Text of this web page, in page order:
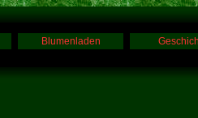
Blumenladen